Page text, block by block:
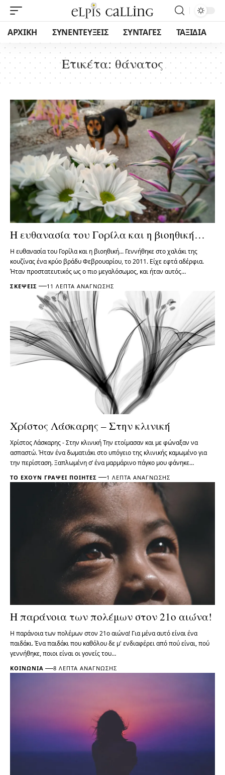
ΑΡΧΙΚΗ ΣΥΝΕΝΤΕΥΞΕΙΣ ΣΥΝΤΑΓΕΣ ΤΑΞΙΔΙΑ
Ετικέτα: θάνατος
Η ευθανασία του Γορίλα και η βιοηθική…
Η ευθανασία του Γορίλα και η βιοηθική... Γεννήθηκε στο χαλάκι της
κουζίνας ένα κρύο βράδυ Φεβρουαρίου, το 2011. Είχε εφτά αδέρφια.
Ήταν προστατευτικός ως ο πιο μεγαλόσωμος, και ήταν αυτός…
ΣΚΈΨΕΙΣ 11 ΛΕΠΤΆ ΑΝΆΓΝΩΣΗΣ
Χρίστος Λάσκαρης – Στην κλινική
Χρίστος Λάσκαρης - Στην κλινική Την ετοίμασαν και με φώναξαν να
ασπαστώ. Ήταν ένα δωματιάκι στο υπόγειο της κλινικής καμωμένο για
την περίσταση. Ξαπλωμένη σ’ ένα μαρμάρινο πάγκο μου φάνηκε…
ΤΟ ΈΧΟΥΝ ΓΡΆΨΕΙ ΠΟΙΗΤΈΣ 1 ΛΕΠΤΆ ΑΝΆΓΝΩΣΗΣ
Η παράνοια των πολέμων στον 21ο αιώνα!
Η παράνοια των πολέμων στον 21ο αιώνα! Για μένα αυτό είναι ένα
παιδάκι. Ένα παιδάκι που καθόλου δε μ' ενδιαφέρει από πού είναι, πού
γεννήθηκε, ποιοι είναι οι γονείς του…
ΚΟΙΝΩΝΊΑ 8 ΛΕΠΤΆ ΑΝΆΓΝΩΣΗΣ